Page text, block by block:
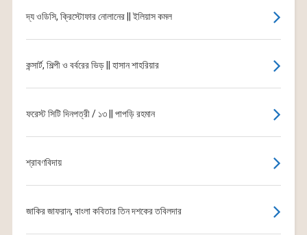
দ্য ওডিসি, ক্রিস্টোফার নোলানের || ইলিয়াস কমল
কন্সার্ট, শিল্পী ও বর্বরের ভিড় || হাসান শাহরিয়ার
ফরেস্ট সিটি দিনপত্রী / ১৩ || পাপড়ি রহমান
শ্রাবণবিদায়
জাকির জাফরান, বাংলা কবিতার তিন দশকের তবিলদার